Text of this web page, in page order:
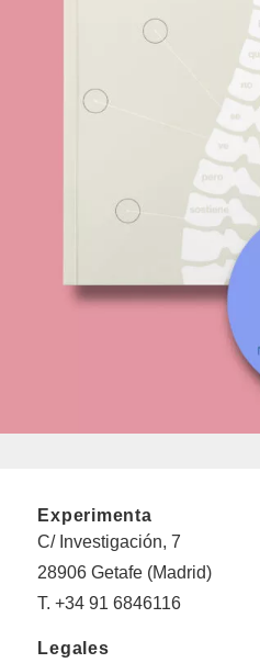
Experimenta
C/ Investigación, 7
28906 Getafe (Madrid)
T. +34 91 6846116
Legales